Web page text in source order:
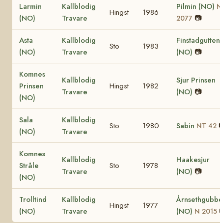
Larmin
(NO)
Kallblodig
Travare
Hingst 1986
Pilmin (NO)
2077 📷
Asta
(NO)
Kallblodig
Travare
Sto 1983
Finstadgutten
(NO) 📷
Komnes
Prinsen
(NO)
Kallblodig
Travare
Hingst 1982
Sjur Prinsen
(NO) 📷
Sala
(NO)
Kallblodig
Travare
Sto 1980 Sabin NT 42
Komnes
Stråle
(NO)
Kallblodig
Travare
Sto 1978
Haakesjur
(NO) 📷
Trolltind
(NO)
Kallblodig
Travare
Hingst 1977
(NO) N 2015